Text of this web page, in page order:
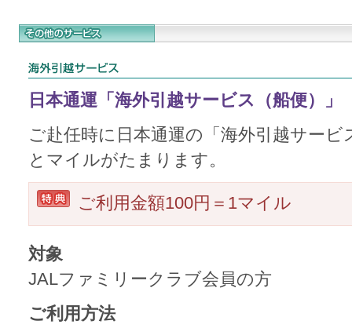
日本通運「海外引越サービス（船便）」
ご赴任時に日本通運の「海外引越サー
とマイルがたまります。
ご利用金額100円＝1マイル
対象
JALファミリークラブ会員の方
ご利用方法